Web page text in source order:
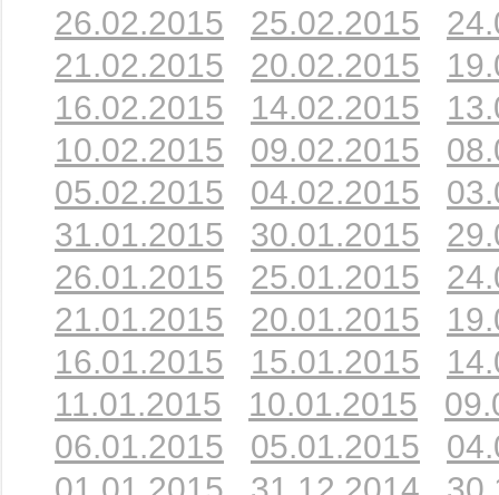
26.02.2015
25.02.2015
21.02.2015
20.02.2015
16.02.2015
14.02.2015
10.02.2015
09.02.2015
05.02.2015
04.02.2015
31.01.2015
30.01.2015
26.01.2015
25.01.2015
21.01.2015
20.01.2015
16.01.2015
15.01.2015
11.01.2015
10.01.2015
06.01.2015
05.01.2015